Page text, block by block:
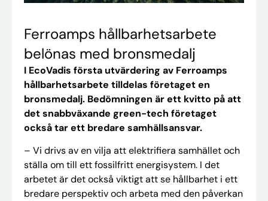
Ferroamps hållbarhetsarbete
belönas med bronsmedalj
I EcoVadis första utvärdering av Ferroamps
hållbarhetsarbete tilldelas företaget en
bronsmedalj. Bedömningen är ett kvitto på att
det snabbväxande green-tech företaget
också tar ett bredare samhällsansvar.
– Vi drivs av en vilja att elektrifiera samhället och
ställa om till ett fossilfritt energisystem. I det
arbetet är det också viktigt att se hållbarhet i ett
bredare perspektiv och arbeta med den påverkan